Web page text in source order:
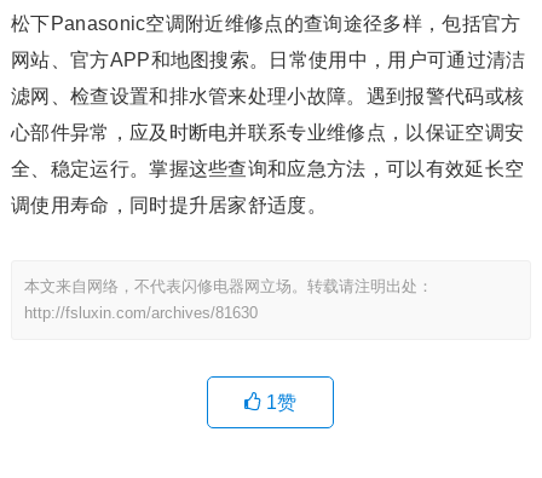
松下Panasonic空调附近维修点的查询途径多样，包括官方
网站、官方APP和地图搜索。日常使用中，用户可通过清洁
滤网、检查设置和排水管来处理小故障。遇到报警代码或核
心部件异常，应及时断电并联系专业维修点，以保证空调安
全、稳定运行。掌握这些查询和应急方法，可以有效延长空
调使用寿命，同时提升居家舒适度。
本文来自网络，不代表闪修电器网立场。转载请注明出处：
http://fsluxin.com/archives/81630
1赞